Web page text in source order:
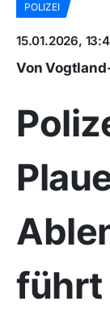
POLIZEI
15.01.2026,
Von
führt